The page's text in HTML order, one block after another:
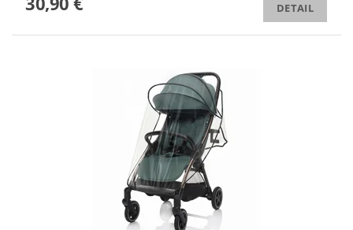
DETAIL